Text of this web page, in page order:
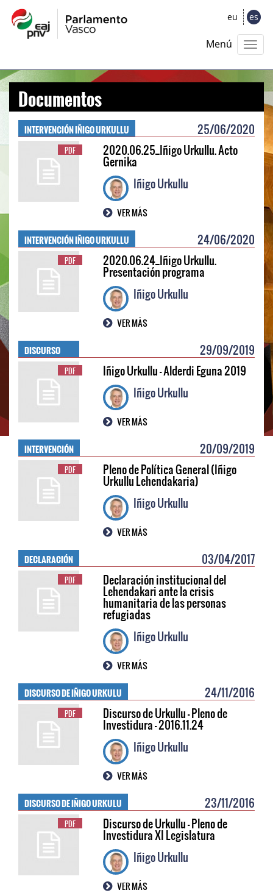
eu es
Menú
Documentos
INTERVENCIÓN IÑIGO URKULLU 25/06/2020
PDF 2020.06.25_Iñigo Urkullu. Acto
Gernika
Iñigo Urkullu
VER MÁS
INTERVENCIÓN IÑIGO URKULLU 24/06/2020
PDF 2020.06.24_Iñigo Urkullu.
Presentación programa
Iñigo Urkullu
VER MÁS
DISCURSO 29/09/2019
PDF
Iñigo Urkullu - Alderdi Eguna 2019
Iñigo Urkullu
VER MÁS
INTERVENCIÓN 20/09/2019
PDF Pleno de Política General (Iñigo
Urkullu Lehendakaria)
Iñigo Urkullu
VER MÁS
DECLARACIÓN 03/04/2017
PDF Declaración institucional del
Lehendakari ante la crisis
humanitaria de las personas
refugiadas
Iñigo Urkullu
VER MÁS
DISCURSO DE IÑIGO URKULU 24/11/2016
PDF Discurso de Urkullu - Pleno de
Investidura - 2016.11.24
Iñigo Urkullu
VER MÁS
DISCURSO DE IÑIGO URKULU 23/11/2016
PDF Discurso de Urkullu - Pleno de
Investidura XI Legislatura
Iñigo Urkullu
VER MÁS